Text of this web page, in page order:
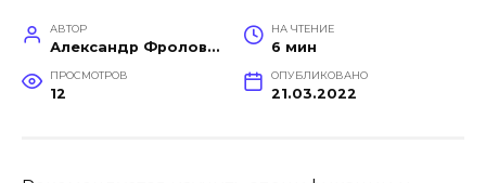
АВТОР
Александр Фролов (Инженер, эксперт в построении производств)
НА ЧТЕНИЕ
6 мин
ПРОСМОТРОВ
12
ОПУБЛИКОВАНО
21.03.2022